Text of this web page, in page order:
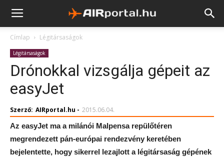
Címlap Légitársaságok
Légitársaságok
Drónokkal vizsgálja gépeit az
easyJet
Szerző: AIRportal.hu - 2015.06.04.
Az easyJet ma a milánói Malpensa repülőtéren
megrendezett pán-európai rendezvény keretében
bejelentette, hogy sikerrel lezajlott a légitársaság gépének